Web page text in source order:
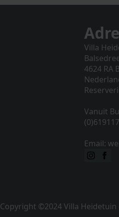
Villa
4624 RA
Vanuit
Email:
Copyright ©2024 Villa